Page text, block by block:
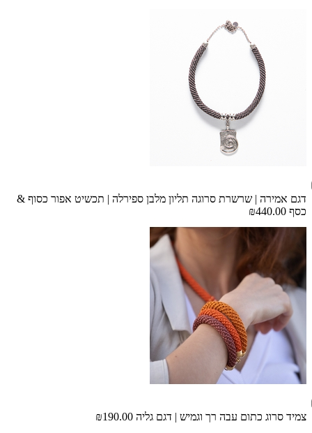
דגם אמירה | שרשרת סרוגה תליון מלבן ספירלה | תכשיט אפור כסוף &
כסף ₪440.00
צמיד סרוג כתום עבה רך וגמיש | דגם גליה ₪190.00